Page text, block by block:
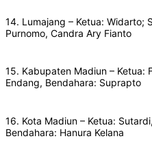
14. Lumajang – Ketua: Widarto;
Purnomo, Candra Ary Fianto
15. Kabupaten Madiun – Ketua:
Endang, Bendahara: Suprapto
16. Kota Madiun – Ketua:
Bendahara: Hanura Kelana